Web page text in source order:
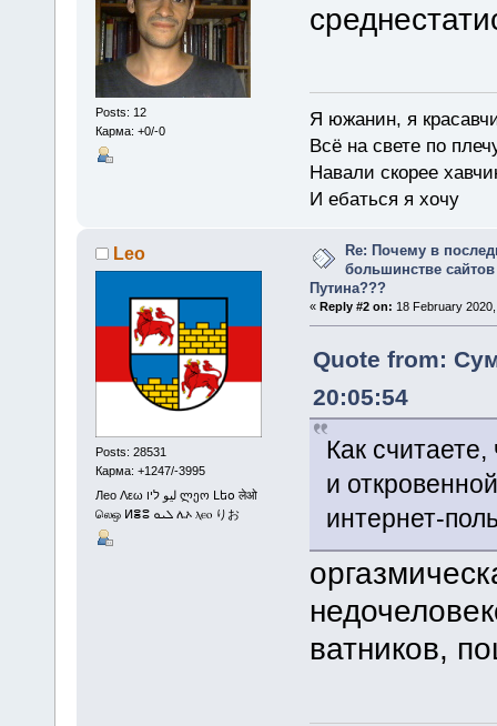
Posts: 12
Карма: +0/-0
Я южанин, я
Всё на свете по
Навали скорее
И ебаться я хочу
Leo
Posts: 28531
Карма: +1247/-3995
Лео Λεω ليو ליו ლეო Լեօ लेओ
லெஒ ⵍⴻⵓ ܠܝܘ ሌኦ ⲗⲉⲟ りお
Re: Почему в
большинстве
Путина???
« Reply #2 on: 18 February
Quote from:
20:05:54
Как считаете,
и
интернет-
ватников,